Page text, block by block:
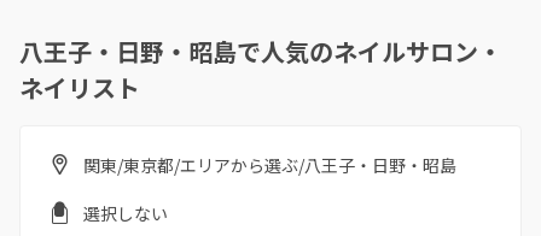
八王子・日野・昭島で人気のネイルサロン・
ネイリスト
関東/東京都/エリアから選ぶ/八王子・日野・昭島
選択しない